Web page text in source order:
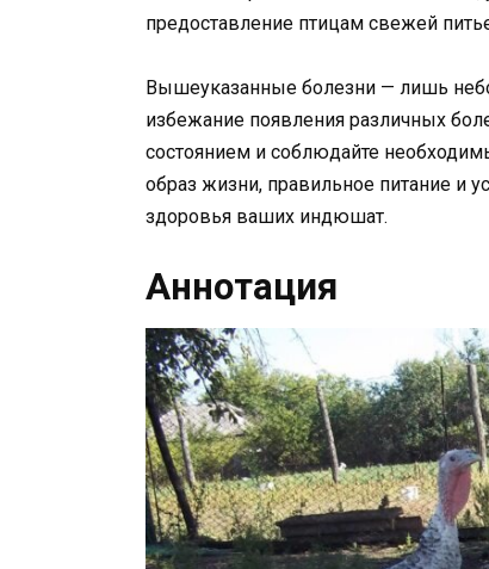
предоставление птицам свежей
Вышеуказанные болезни — лишь
избежание появления различных
состоянием и соблюдайте
образ жизни, правильное питание и
здоровья ваших индюшат.
Аннотация